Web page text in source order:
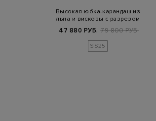
Высокая юбка-карандаш из
льна и вискозы с разрезом
47 880 РУБ. 79 800 РУБ.
SS25